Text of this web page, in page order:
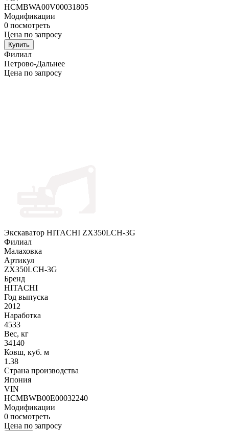
HCMBWA00V00031805
Модификации
0 посмотреть
Цена по запросу
Купить
Филиал
Петрово-Дальнее
Цена по запросу
Экскаватор HITACHI ZX350LCH-3G
Филиал
Малаховка
Артикул
ZX350LCH-3G
Бренд
HITACHI
Год выпуска
2012
Наработка
4533
Вес, кг
34140
Ковш, куб. м
1.38
Страна производства
Япония
VIN
HCMBWB00E00032240
Модификации
0 посмотреть
Цена по запросу